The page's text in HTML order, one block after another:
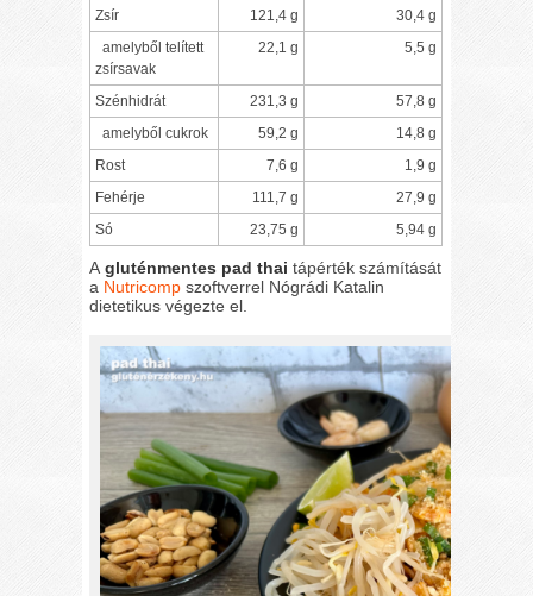
Zsír 121,4 g
30,4 g
amelyből telített
zsírsavak
22,1 g 5,5 g
Szénhidrát 231,3 g
57,8 g
amelyből cukrok
59,2 g
14,8 g
Rost
7,6 g
1,9 g
Fehérje
111,7 g
27,9 g
Só
23,75 g 5,94 g
A gluténmentes pad thai tápérték számítását
a Nutricomp szoftverrel Nógrádi Katalin
dietetikus végezte el.